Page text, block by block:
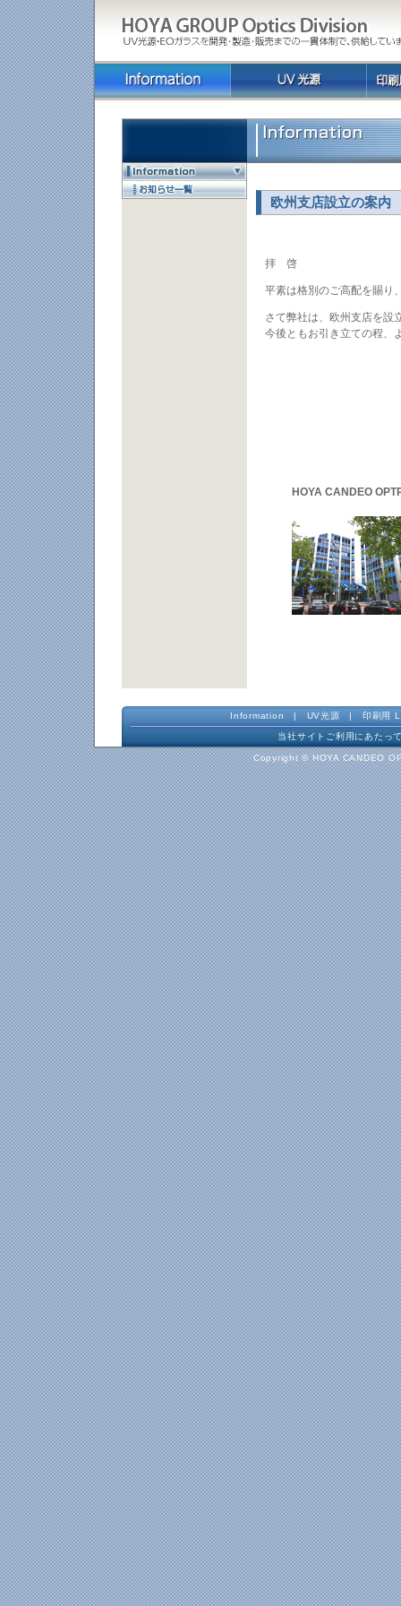
欧州支店設立の案内
拝 啓
平素は格別のご高配を賜り
さて弊社は、欧州支店を設
今後ともお引き立ての程、
HOYA CANDEO
Information | UV光源 | 印刷用
当社サイトご利用にあたっ
Copyright © HOYA CANDEO